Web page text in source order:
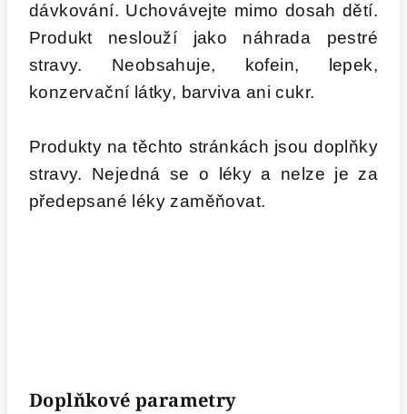
dávkování. Uchovávejte mimo dosah dětí.
Produkt neslouží jako náhrada pestré
stravy. Neobsahuje, kofein, lepek,
konzervační látky, barviva ani cukr.
Produkty na těchto stránkách jsou doplňky
stravy. Nejedná se o léky a nelze je za
předepsané léky zaměňovat.
Doplňkové parametry